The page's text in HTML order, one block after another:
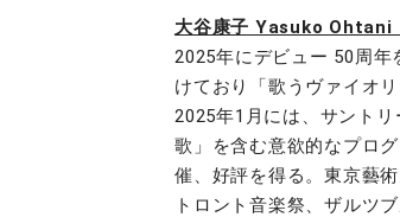
大谷康子 Yasuko Ohtani
2025年にデビュー 50周年
けており「歌うヴァイオリ
2025年1月には、サント
歌」を含む意欲的なプロ
催、好評を得る。東京藝
トロント音楽祭、ザルツ